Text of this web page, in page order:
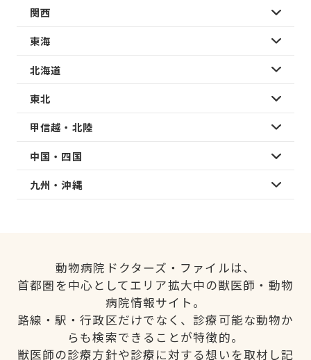
関西
東海
北海道
東北
甲信越・北陸
中国・四国
九州・沖縄
動物病院ドクターズ・ファイルは、
首都圏を中心としてエリア拡大中の獣医師・動物
病院情報サイト。
路線・駅・行政区だけでなく、診療可能な動物か
らも検索できることが特徴的。
獣医師の診療方針や診療に対する想いを取材し記